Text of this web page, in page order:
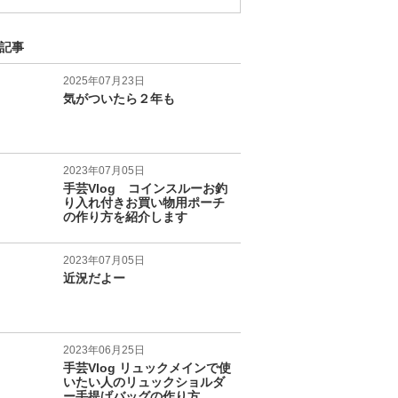
事
2025年07月23日
気がついたら２年も
2023年07月05日
手芸Vlog コインスルーお釣
り入れ付きお買い物用ポーチ
の作り方を紹介します
2023年07月05日
近況だよー
2023年06月25日
手芸Vlog リュックメインで使
いたい人のリュックショルダ